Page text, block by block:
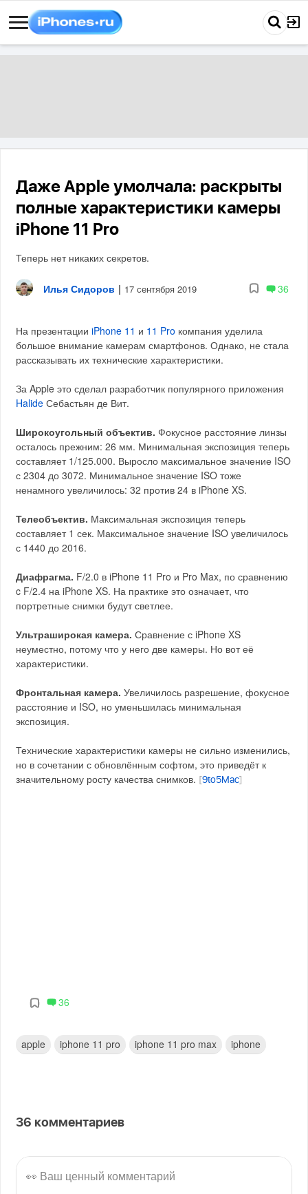
Даже Apple умолчала: раскрыты
полные характеристики камеры
iPhone 11 Pro
Теперь нет никаких секретов.
Илья Сидоров | 17 сентября 2019 36
На презентацииiPhone 11 и 11 Pro компания уделила
большое внимание камерам смартфонов. Однако, не стала
рассказывать их технические характеристики.
За Apple это сделал разработчик популярного приложения
Halide Себастьян де Вит.
Широкоугольный объектив. Фокусное расстояние линзы
осталось прежним: 26 мм. Минимальная экспозиция теперь
составляет 1/125.000. Выросло максимальное значение ISO
с 2304 до 3072. Минимальное значение ISO тоже
ненамного увеличилось: 32 против 24 в iPhone XS.
Телеобъектив. Максимальная экспозиция теперь
составляет 1 сек. Максимальное значение ISO увеличилось
с 1440 до 2016.
Диафрагма. F/2.0 в iPhone 11 Pro и Pro Max, по сравнению
c F/2.4 на iPhone XS. На практике это означает, что
портретные снимки будут светлее.
Ультраширокая камера. Сравнение с iPhone XS
неуместно, потому что у него две камеры. Но вот её
характеристики.
Фронтальная камера. Увеличилось разрешение, фокусное
расстояние и ISO, но уменьшилась минимальная
экспозиция.
Технические характеристики камеры не сильно изменились,
но в сочетании с обновлённым софтом, это приведёт к
значительному росту качества снимков.
[9to5Mac
36
apple iphone 11 pro iphone 11 pro max iphone
36 комментариев